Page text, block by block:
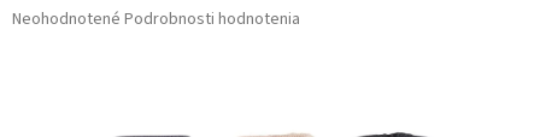
Priemerné
Neohodnotené Podrobnosti hodnotenia